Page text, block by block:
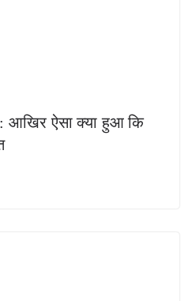
आखिर ऐसा क्या हुआ कि